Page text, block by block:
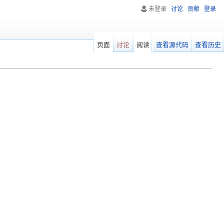
未登录 讨论 贡献 登录
页面 讨论 阅读 查看源代码 查看历史